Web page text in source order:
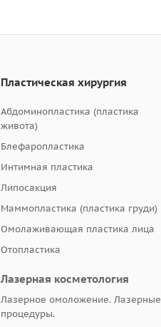
Пластическая хирургия
Абдоминопластика (пластика
живота)
Блефаропластика
Интимная пластика
Липосакция
Маммопластика (пластика груди)
Омолаживающая пластика лица
Отопластика
Лазерная косметология
Лазерное омоложение. Лазерные
процедуры.